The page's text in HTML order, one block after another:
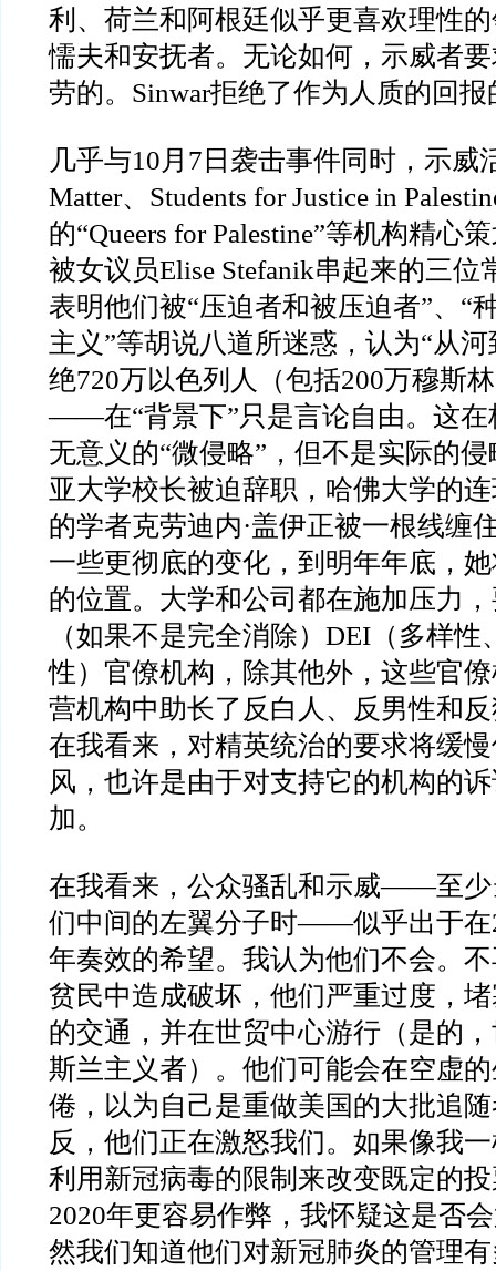
利、荷兰和阿根廷似乎更喜欢理性
懦夫和安抚者。无论如何，示威者
劳的。Sinwar拒绝了作为人质的回
几乎与10月7日袭击事件同时，示威
Matter、Students for Justice in
的“Queers for Palestine”等机构精心
被女议员Elise Stefanik串起来的三位
表明他们被“压迫者和被压迫者”、“
主义”等胡说八道所迷惑，认为“从
绝720万以色列人（包括200万穆斯
——在“背景下”只是言论自由。这在
无意义的“微侵略”，但不是实际的
亚大学校长被迫辞职，哈佛大学的
的学者克劳迪内·盖伊正被一根线缠
一些更彻底的变化，到明年年底，
的位置。大学和公司都在施加压力
（如果不是完全消除）DEI（多样性
性）官僚机构，除其他外，这些官
营机构中助长了反白人、反男性和
在我看来，对精英统治的要求将缓
风，也许是由于对支持它的机构的
加。
在我看来，公众骚乱和示威——至少
们中间的左翼分子时——似乎出于在
年奏效的希望。我认为他们不会。
贫民中造成破坏，他们严重过度，
的交通，并在世贸中心游行（是的
斯兰主义者）。他们可能会在空虚
倦，以为自己是重做美国的大批追
反，他们正在激怒我们。如果像我
利用新冠病毒的限制来改变既定的
2020年更容易作弊，我怀疑这是否
然我们知道他们对新冠肺炎的管理